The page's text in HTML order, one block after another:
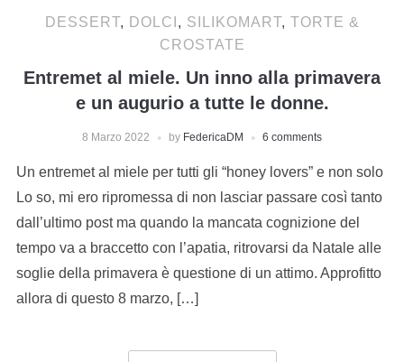
DESSERT, DOLCI , SILIKOMART, TORTE &
CROSTATE
Entremet al miele. Un inno alla primavera
e un augurio a tutte le donne.
8 Marzo 2022 by FedericaDM 6 comments
Un entremet al miele per tutti gli “honey lovers” e non solo
Lo so, mi ero ripromessa di non lasciar passare così tanto
dall’ultimo post ma quando la mancata cognizione del
tempo va a braccetto con l’apatia, ritrovarsi da Natale alle
soglie della primavera è questione di un attimo. Approfitto
allora di questo 8 marzo, […]